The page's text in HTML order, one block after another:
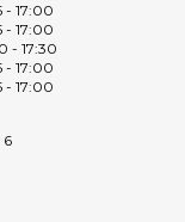
- 17:00
- 17:00
- 17:30
- 17:00
- 17:00
6